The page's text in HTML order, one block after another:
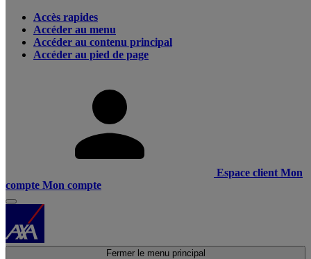
Accès rapides
Accéder au menu
Accéder au contenu principal
Accéder au pied de page
Espace client Mon
compte Mon compte
Fermer le menu principal